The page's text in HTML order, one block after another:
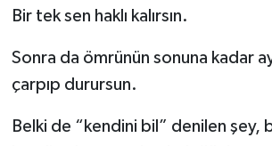
Bir tek sen haklı kalırsın.
Sonra da ömrünün sonuna kadar
çarpıp durursun.
Belki de “kendini bil” denilen şey,